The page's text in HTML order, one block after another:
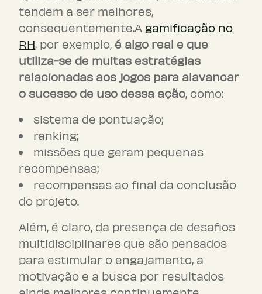
tendem a ser melhores,
consequentemente.A gamificação no
RH, por exemplo, é algo real e que
utiliza-se de muitas estratégias
relacionadas aos jogos para alavancar
o sucesso de uso dessa ação, como:
sistema de pontuação;
ranking;
missões que geram pequenas
recompensas;
recompensas ao final da conclusão
do projeto.
Além, é claro, da presença de desafios
multidisciplinares que são pensados
para estimular o engajamento, a
motivação e a busca por resultados